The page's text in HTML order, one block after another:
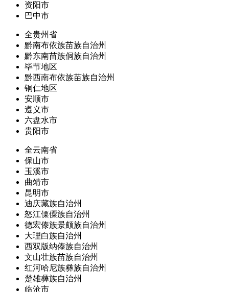
资阳市
巴中市
全贵州省
黔南布依族苗族自治州
黔东南苗族侗族自治州
毕节地区
黔西南布依族苗族自治州
铜仁地区
安顺市
遵义市
六盘水市
贵阳市
全云南省
保山市
玉溪市
曲靖市
昆明市
迪庆藏族自治州
怒江傈僳族自治州
德宏傣族景颇族自治州
大理白族自治州
西双版纳傣族自治州
文山壮族苗族自治州
红河哈尼族彝族自治州
楚雄彝族自治州
临沧市